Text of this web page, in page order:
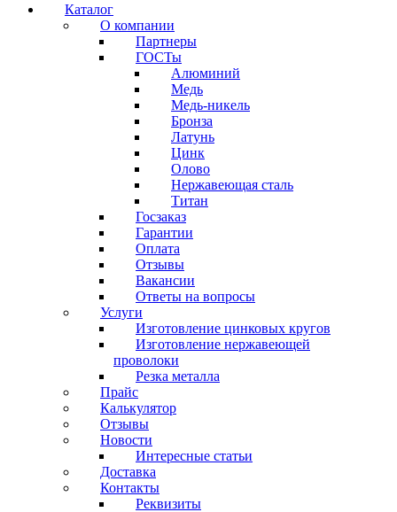
Каталог
О компании
Партнеры
ГОСТы
Алюминий
Медь
Медь-никель
Бронза
Латунь
Цинк
Олово
Нержавеющая сталь
Титан
Госзаказ
Гарантии
Оплата
Отзывы
Вакансии
Ответы на вопросы
Услуги
Изготовление цинковых кругов
Изготовление нержавеющей
проволоки
Резка металла
Прайс
Калькулятор
Отзывы
Новости
Интересные статьи
Доставка
Контакты
Реквизиты